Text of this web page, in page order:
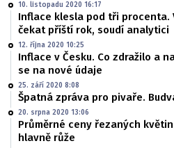
10. listopadu 2020 16:17
Inflace klesla pod tři procenta.
čekat příští rok, soudí analytici
12. října 2020 10:25
Inflace v Česku. Co zdražilo a
se na nové údaje
25. září 2020 8:08
Špatná zpráva pro pivaře.
20. srpna 2020 13:06
Průměrné ceny řezaných
hlavně růže